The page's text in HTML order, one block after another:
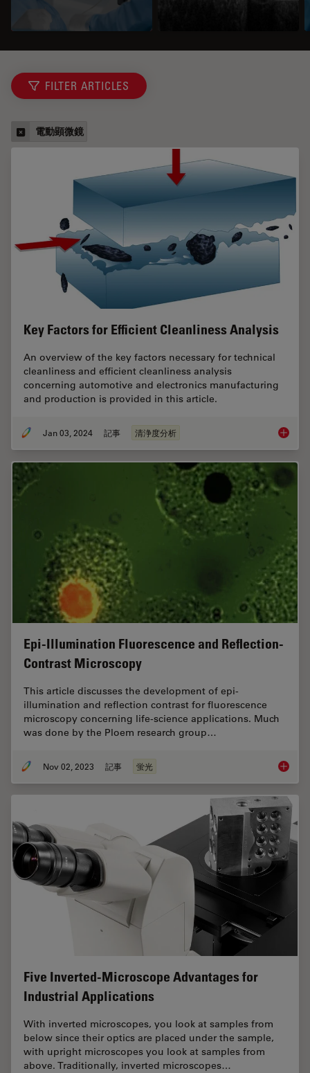
FILTER ARTICLES
電動顕微鏡
Key Factors for Efficient Cleanliness Analysis
An overview of the key factors necessary for technical
cleanliness and efficient cleanliness analysis
concerning automotive and electronics manufacturing
and production is provided in this article.
Jan 03, 2024 記事 清浄度分析 Key
Epi-Illumination Fluorescence and Reflection-
Contrast Microscopy
This article discusses the development of epi-
illumination and reflection contrast for fluorescence
microscopy concerning life-science applications. Much
was done by the Ploem research group…
Nov 02, 2023 記事 蛍光 Epi-
Five Inverted-Microscope Advantages for
Industrial Applications
With inverted microscopes, you look at samples from
below since their optics are placed under the sample,
with upright microscopes you look at samples from
above. Traditionally, inverted microscopes…